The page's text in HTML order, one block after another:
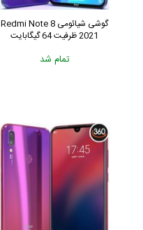
گوشی شیائومی Redmi Note 8
2021 ظرفیت 64 گیگابایت
تمام شد